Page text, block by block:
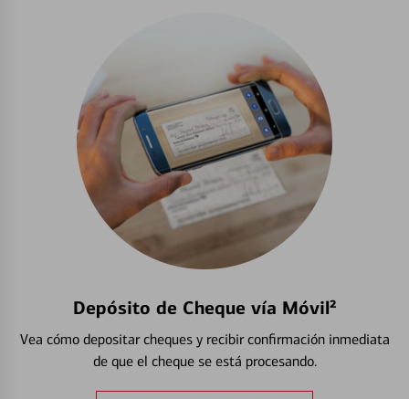
Depósito de Cheque vía Móvil²
Vea cómo depositar cheques y recibir confirmación inmediata
de que el cheque se está procesando.